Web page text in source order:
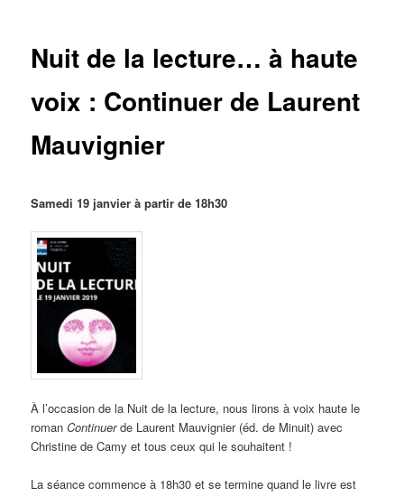
Nuit de la lecture… à haute
voix : Continuer de Laurent
Mauvignier
Samedi 19 janvier à partir de 18h30
À l’occasion de la Nuit de la lecture, nous lirons à voix haute le
romanContinuerde Laurent Mauvignier (éd. de Minuit) avec
Christine de Camy et tous ceux qui le souhaitent !
La séance commence à 18h30 et se termine quand le livre est